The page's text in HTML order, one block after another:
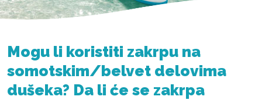
Mogu li koristiti zakrpu na
somotskim/belvet delovima
dušeka? Da li će se zakrpa